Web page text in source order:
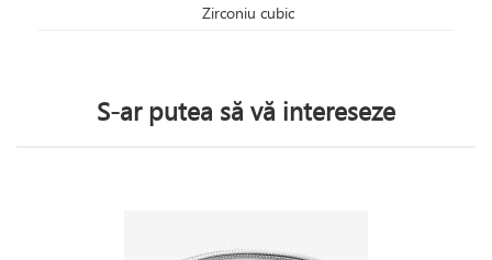
Zirconiu cubic
S-ar putea să vă intereseze